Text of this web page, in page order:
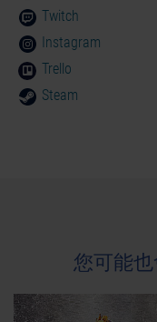
Twitch
Instagram
Trello
Steam
您可能